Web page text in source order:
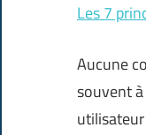
Les 7
Aucune
souvent